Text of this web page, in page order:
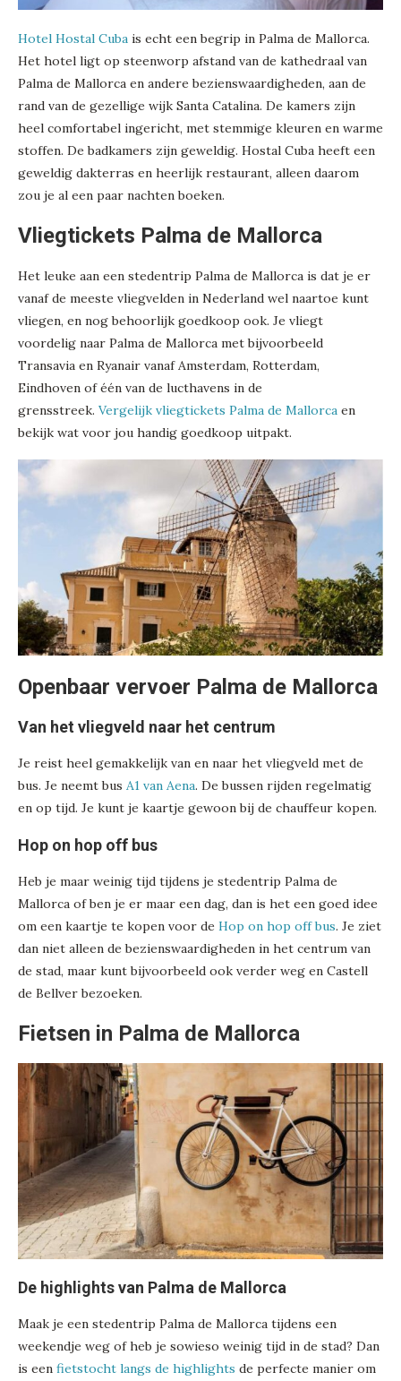
Hotel Hostal Cuba is echt een begrip in Palma de Mallorca.
Het hotel ligt op steenworp afstand van de kathedraal van
Palma de Mallorca en andere bezienswaardigheden, aan de
rand van de gezellige wijk Santa Catalina. De kamers zijn
heel comfortabel ingericht, met stemmige kleuren en warme
stoffen. De badkamers zijn geweldig. Hostal Cuba heeft een
geweldig dakterras en heerlijk restaurant, alleen daarom
zou je al een paar nachten boeken.
Vliegtickets Palma de Mallorca
Het leuke aan een stedentrip Palma de Mallorca is dat je er
vanaf de meeste vliegvelden in Nederland wel naartoe kunt
vliegen, en nog behoorlijk goedkoop ook. Je vliegt
voordelig naar Palma de Mallorca met bijvoorbeeld
Transavia en Ryanair vanaf Amsterdam, Rotterdam,
Eindhoven of één van de lucthavens in de
grensstreek. Vergelijk vliegtickets Palma de Mallorca en
bekijk wat voor jou handig goedkoop uitpakt.
Openbaar vervoer Palma de Mallorca
Van het vliegveld naar het centrum
Je reist heel gemakkelijk van en naar het vliegveld met de
bus. Je neemt bus A1 van Aena. De bussen rijden regelmatig
en op tijd. Je kunt je kaartje gewoon bij de chauffeur kopen.
Hop on hop off bus
Heb je maar weinig tijd tijdens je stedentrip Palma de
Mallorca of ben je er maar een dag, dan is het een goed idee
om een kaartje te kopen voor de Hop on hop off bus. Je ziet
dan niet alleen de bezienswaardigheden in het centrum van
de stad, maar kunt bijvoorbeeld ook verder weg en Castell
de Bellver bezoeken.
Fietsen in Palma de Mallorca
De highlights van Palma de Mallorca
Maak je een stedentrip Palma de Mallorca tijdens een
weekendje weg of heb je sowieso weinig tijd in de stad? Dan
is een fietstocht langs de highlights de perfecte manier om